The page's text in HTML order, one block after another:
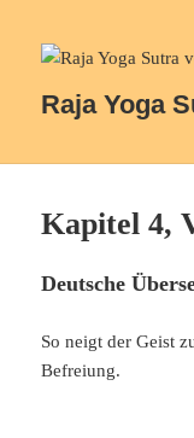
Raja Yoga
Kapitel 4,
Deutsche
So neigt der Geist
Befreiung.